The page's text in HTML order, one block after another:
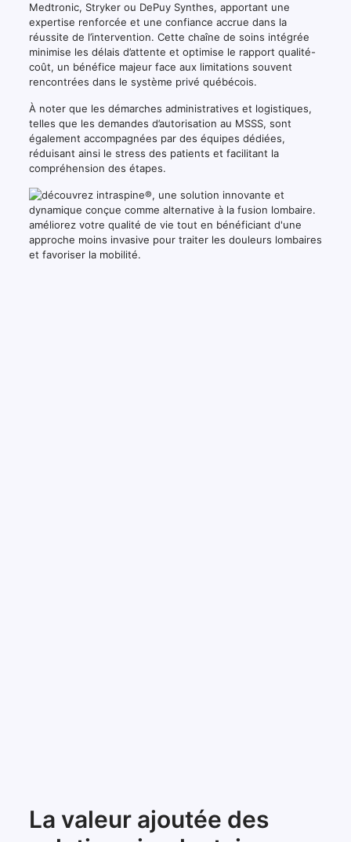
Medtronic, Stryker ou DePuy Synthes, apportant une
expertise renforcée et une confiance accrue dans la
réussite de l’intervention. Cette chaîne de soins intégrée
minimise les délais d’attente et optimise le rapport qualité-
coût, un bénéfice majeur face aux limitations souvent
rencontrées dans le système privé québécois.
À noter que les démarches administratives et logistiques,
telles que les demandes d’autorisation au MSSS, sont
également accompagnées par des équipes dédiées,
réduisant ainsi le stress des patients et facilitant la
compréhension des étapes.
La valeur ajoutée des